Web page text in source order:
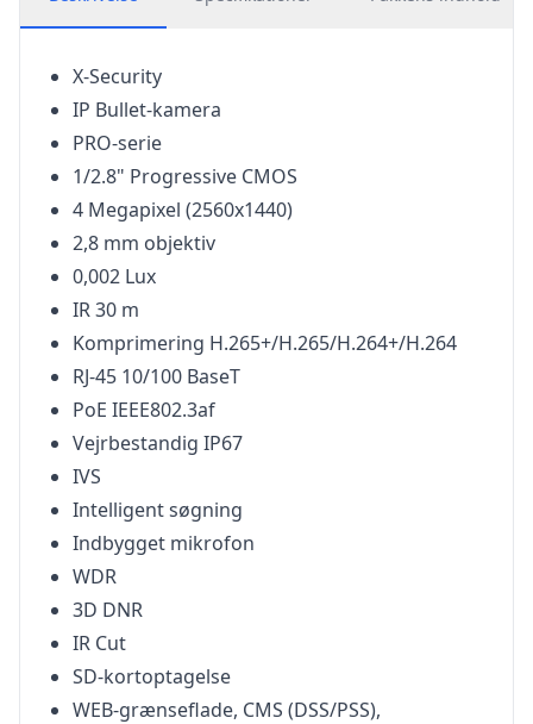
X-Security
IP Bullet-kamera
PRO-serie
1/2.8" Progressive CMOS
4 Megapixel (2560x1440)
2,8 mm objektiv
0,002 Lux
IR 30 m
Komprimering H.265+/H.265/H.264+/H.264
RJ-45 10/100 BaseT
PoE IEEE802.3af
Vejrbestandig IP67
IVS
Intelligent søgning
Indbygget mikrofon
WDR
3D DNR
IR Cut
SD-kortoptagelse
WEB-grænseflade, CMS (DSS/PSS),